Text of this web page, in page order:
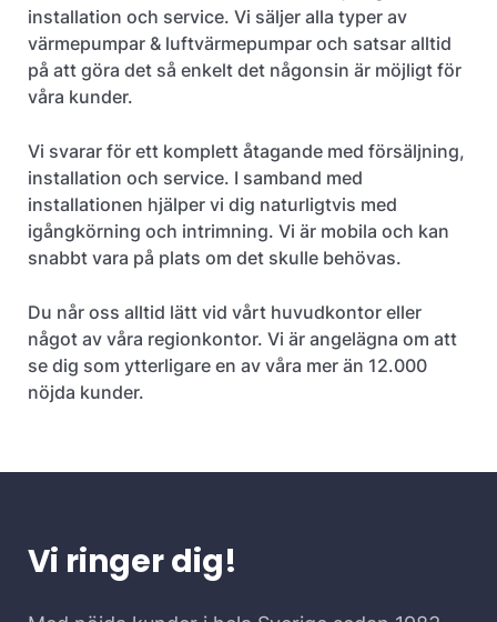
installation och service. Vi säljer alla typer av
värmepumpar & luftvärmepumpar och satsar alltid
på att göra det så enkelt det någonsin är möjligt för
våra kunder.
Vi svarar för ett komplett åtagande med försäljning,
installation och service. I samband med
installationen hjälper vi dig naturligtvis med
igångkörning och intrimning. Vi är mobila och kan
snabbt vara på plats om det skulle behövas.
Du når oss alltid lätt vid vårt huvudkontor eller
något av våra regionkontor. Vi är angelägna om att
se dig som ytterligare en av våra mer än 12.000
nöjda kunder.
Vi ringer dig!